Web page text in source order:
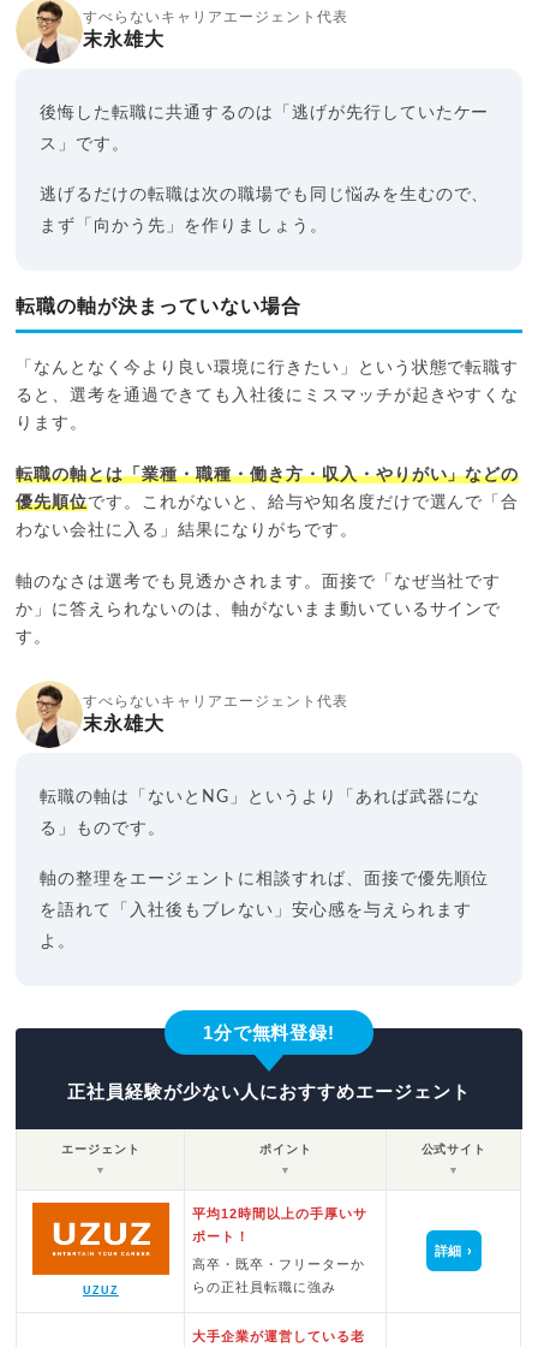
すべらないキャリアエージェント代表
末永雄大
後悔した転職に共通するのは「逃げが先行していたケー
ス」です。
逃げるだけの転職は次の職場でも同じ悩みを生むので、
まず「向かう先」を作りましょう。
転職の軸が決まっていない場合
「なんとなく今より良い環境に行きたい」という状態で転職す
ると、選考を通過できても入社後にミスマッチが起きやすくな
ります。
転職の軸とは「業種・職種・働き方・収入・やりがい」などの
優先順位です。これがないと、給与や知名度だけで選んで「合
わない会社に入る」結果になりがちです。
軸のなさは選考でも見透かされます。面接で「なぜ当社です
か」に答えられないのは、軸がないまま動いているサインで
す。
すべらないキャリアエージェント代表
末永雄大
転職の軸は「ないとNG」というより「あれば武器にな
る」ものです。
軸の整理をエージェントに相談すれば、面接で優先順位
を語れて「入社後もブレない」安心感を与えられます
よ。
1分で無料登録!
正社員経験が少ない人におすすめエージェント
エージェント
▼
ポイント
▼
公式サイト
▼
UZUZ
平均12時間以上の手厚いサ
ポート！
高卒・既卒・フリーターか
らの正社員転職に強み
詳細
大手企業が運営している老